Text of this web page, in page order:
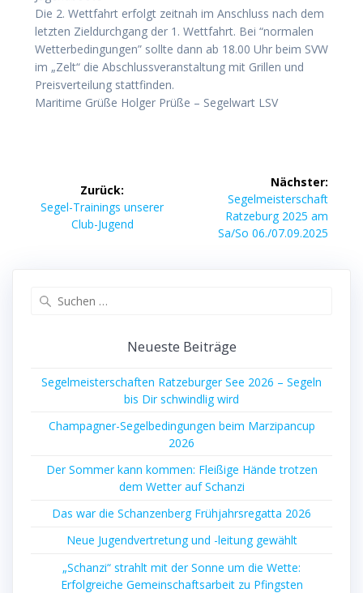
Die 2. Wettfahrt erfolgt zeitnah im Anschluss nach dem
letzten Zieldurchgang der 1. Wettfahrt. Bei “normalen
Wetterbedingungen” sollte dann ab 18.00 Uhr beim SVW
im „Zelt“ die Abschlussveranstaltung mit Grillen und
Preisverteilung stattfinden.
Maritime Grüße Holger Prüße – Segelwart LSV
Zurück:
Vorheriger
Beitrag:
Segel-Trainings unserer
Club-Jugend
Nächster:
Nächster
Beitrag:
Segelmeisterschaft
Ratzeburg 2025 am
Sa/So 06./07.09.2025
Neueste Beiträge
Segelmeisterschaften Ratzeburger See 2026 – Segeln
bis Dir schwindlig wird
Champagner-Segelbedingungen beim Marzipancup
2026
Der Sommer kann kommen: Fleißige Hände trotzen
dem Wetter auf Schanzi
Das war die Schanzenberg Frühjahrsregatta 2026
Neue Jugendvertretung und -leitung gewählt
„Schanzi“ strahlt mit der Sonne um die Wette:
Erfolgreiche Gemeinschaftsarbeit zu Pfingsten